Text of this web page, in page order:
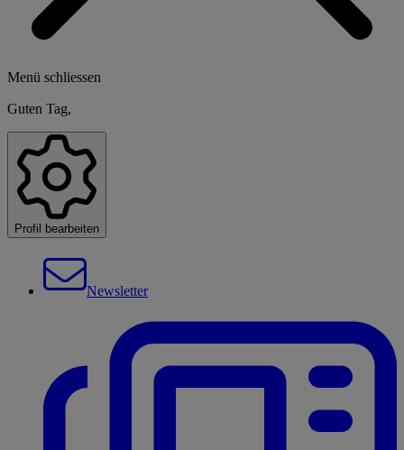
Menü schliessen
Guten Tag,
Profil bearbeiten
Newsletter